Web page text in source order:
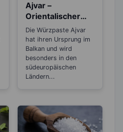
Ajvar –
Orientalischer
Gemüsekaviar
aus Paprika
Die Würzpaste Ajvar
hat ihren Ursprung im
Balkan und wird
besonders in den
südeuropäischen
Ländern...